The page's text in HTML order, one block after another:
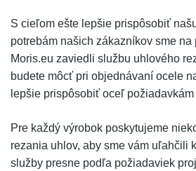
S cieľom ešte lepšie prispôsobiť
potrebám našich zákazníkov sme na
Moris.eu zaviedli službu uhlového
budete môcť pri objednávaní ocele
lepšie prispôsobiť oceľ
Pre každý výrobok poskytujeme
rezania uhlov, aby sme vám uľahčili
služby presne podľa požiadaviek